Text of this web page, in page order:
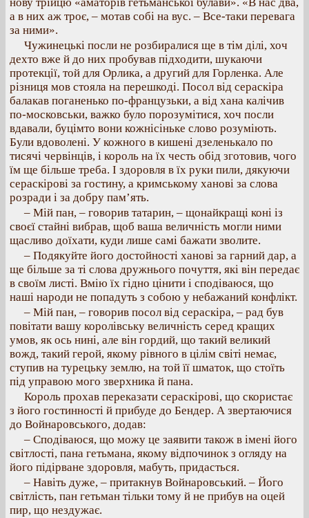
а в них аж троє, – мотав собі на вус. – Все-таки перевага
за ними».
Чужинецькі посли не розбиралися ще в тім ділі, хоч
дехто вже й до них пробував підходити, шукаючи
протекції, той для Орлика, а другий для Горленка. Але
різниця мов стояла на перешкоді. Посол від сераскіра
балакав поганенько по-французьки, а від хана калічив
по-московськи, важко було порозумітися, хоч посли
вдавали, буцімто вони кожнісіньке слово розуміють.
Були вдоволені. У кожного в кишені дзеленькало по
тисячі червінців, і король на їх честь обід зготовив, чого
їм ще більше треба. І здоровля в їх руки пили, дякуючи
сераскірові за гостину, а кримському ханові за слова
розради і за добру пам’ять.
– Мій пан, – говорив татарин, – щонайкращі коні із
своєї стайні вибрав, щоб ваша величність могли ними
щасливо доїхати, куди лише самі бажати зволите.
– Подякуйте його достойності ханові за гарний дар, а
ще більше за ті слова дружнього почуття, які він передає
в своїм листі. Вмію їх гідно цінити і сподіваюся, що
наші народи не попадуть з собою у небажаний конфлікт.
– Мій пан, – говорив посол від сераскіра, – рад був
повітати вашу королівську величність серед кращих
умов, як ось нині, але він гордий, що такий великий
вожд, такий герой, якому рівного в цілім світі немає,
ступив на турецьку землю, на той її шматок, що стоїть
під управою мого зверхника й пана.
Король прохав переказати сераскірові, що скористає
з його гостинності й прибуде до Бендер. А звертаючися
до Войнаровського, додав:
– Сподіваюся, що можу це заявити також в імені його
світлості, пана гетьмана, якому відпочинок з огляду на
його підірване здоровля, мабуть, придасться.
– Навіть дуже, – притакнув Войнаровський. – Його
світлість, пан гетьман тільки тому й не прибув на оцей
пир, що нездужає.